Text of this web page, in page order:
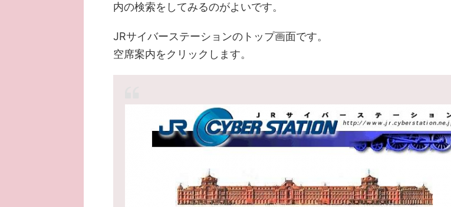
内の検索をしてみるのがよいです。
JRサイバーステーションのトップ画面です。
空席案内をクリックします。